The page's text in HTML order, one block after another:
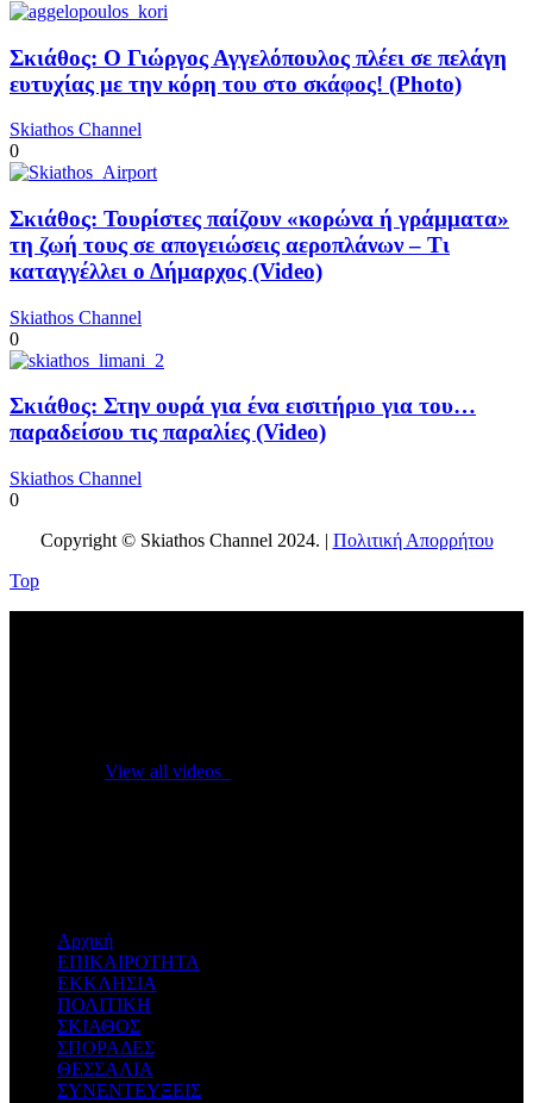
Σκιάθος: Ο Γιώργος Αγγελόπουλος πλέει σε πελάγη
ευτυχίας με την κόρη του στο σκάφος! (Photo)
Skiathos Channel
0
Σκιάθος: Τουρίστες παίζουν «κορώνα ή γράμματα»
τη ζωή τους σε απογειώσεις αεροπλάνων – Τι
καταγγέλλει ο Δήμαρχος (Video)
Skiathos Channel
0
Σκιάθος: Στην ουρά για ένα εισιτήριο για του…
παραδείσου τις παραλίες (Video)
Skiathos Channel
0
Copyright © Skiathos Channel 2024. | Πολιτική Απορρήτου
Top
View all videos
Αρχική
ΕΠΙΚΑΙΡΟΤΗΤΑ
ΕΚΚΛΗΣΙΑ
ΠΟΛΙΤΙΚΗ
ΣΚΙΑΘΟΣ
ΣΠΟΡΑΔΕΣ
ΘΕΣΣΑΛΙΑ
ΣΥΝΕΝΤΕΥΞΕΙΣ